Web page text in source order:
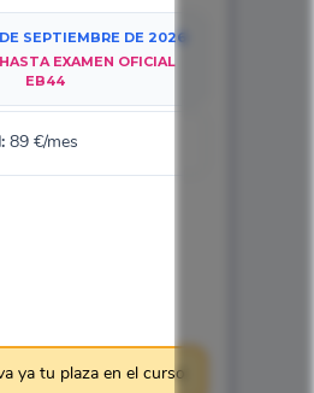
SEPTIEMBRE DE 2026
HASTA EXAMEN OFICIAL
EB44
89 €/mes
ya tu plaza en el curso